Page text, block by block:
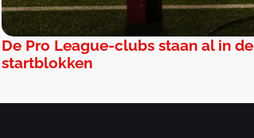
De Pro League-clubs staan al in de
startblokken